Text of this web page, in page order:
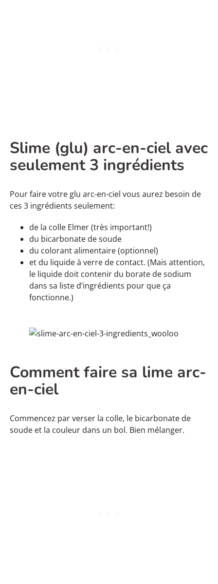
Slime (glu) arc-en-ciel avec
seulement 3 ingrédients
Pour faire votre glu arc-en-ciel vous aurez besoin de
ces 3 ingrédients seulement:
de la colle Elmer (très important!)
du bicarbonate de soude
du colorant alimentaire (optionnel)
et du liquide à verre de contact. (Mais attention,
le liquide doit contenir du borate de sodium
dans sa liste d’ingrédients pour que ça
fonctionne.)
Comment faire sa lime arc-
en-ciel
Commencez par verser la colle, le bicarbonate de
soude et la couleur dans un bol. Bien mélanger.